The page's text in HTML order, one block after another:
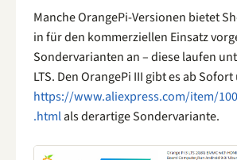
Manche OrangePi-Versionen bietet
in für den kommerziellen Einsatz
Sondervarianten an – diese laufen
LTS. Den OrangePi III gibt es ab
https://www.aliexpress.com/item/
.htmlals derartige Sondervariante.